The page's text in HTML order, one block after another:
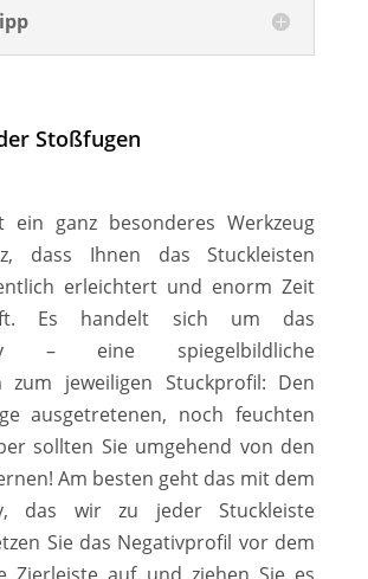
Stoßfugen
ein ganz besonderes Werkzeug
dass Ihnen das Stuckleisten
erleichtert und enorm Zeit
Es handelt sich um das
– eine spiegelbildliche
zum jeweiligen Stuckprofil: Den
ausgetretenen, noch feuchten
sollten Sie umgehend von den
Am besten geht das mit dem
das wir zu jeder Stuckleiste
Sie das Negativprofil vor dem
Zierleiste auf und ziehen Sie es